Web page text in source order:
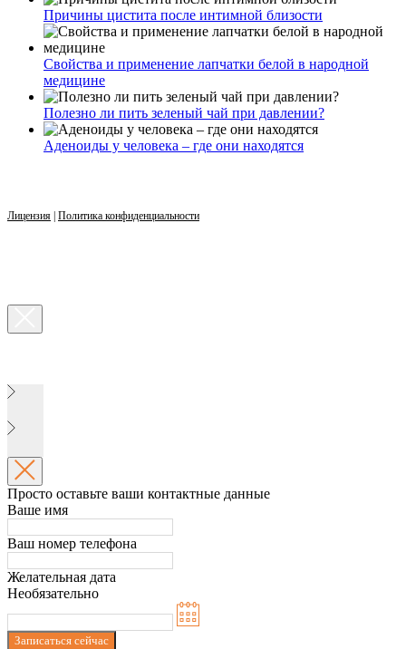
Причины цистита после интимной близости
Свойства и применение лапчатки белой в народной
медицине
Полезно ли пить зеленый чай при давлении?
Аденоиды у человека – где они находятся
Лицензия | Политика конфиденциальности
Просто оставьте ваши контактные данные
Ваше имя
Ваш номер телефона
Желательная дата
Необязательно
Записаться сейчас